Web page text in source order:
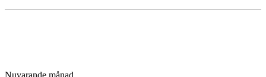
Nuvarande månad